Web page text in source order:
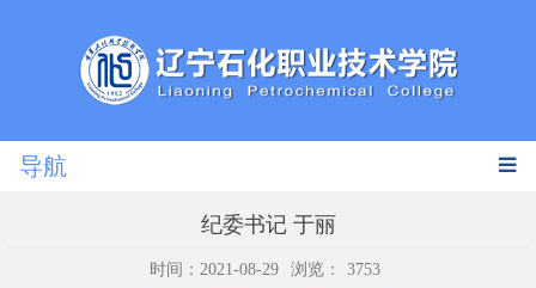
导航
纪委书记 于丽
时间：2021-08-29 浏览： 3753